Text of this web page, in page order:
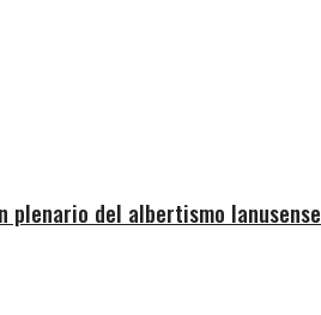
plenario del albertismo lanusense